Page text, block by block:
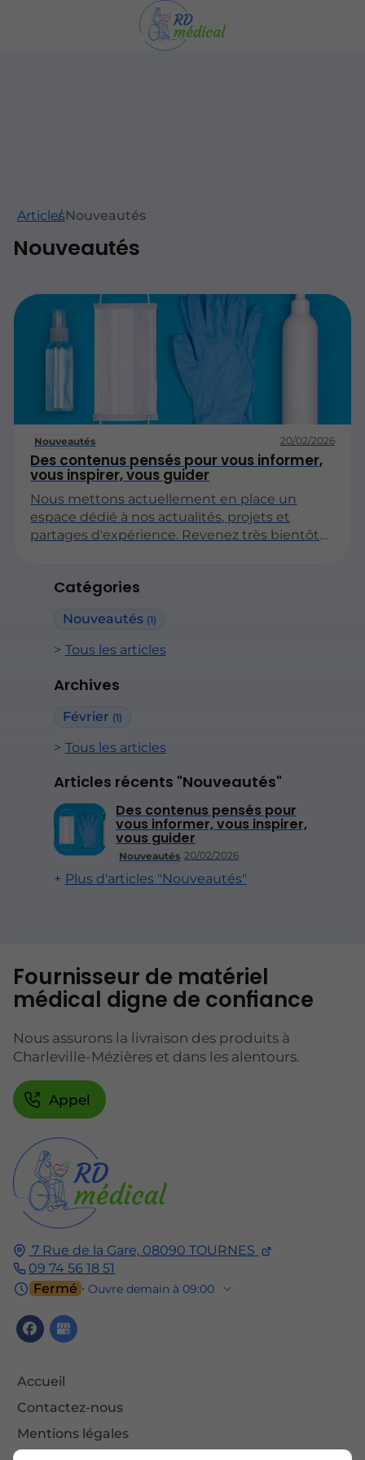
Catégories
Nouveautés (1)
Tous les articles
Archives
Février (1)
Tous les articles
Articles récents "Nouveautés"
Nouveautés 20/02/2026
Des contenus pensés pour
vous informer, vous inspirer,
vous guider
Plus d'articles "Nouveautés"
ArticlesNouveautés
Nouveautés
Nouveautés 20/02/2026
Des contenus pensés pour vous informer,
vous inspirer, vous guider
Nous mettons actuellement en place un
espace dédié à nos actualités, projets et
partages d'expérience. Revenez très bientôt
7 Rue de la Gare, 08090 TOURNES
09 74 56 18 51
Fermé ⋅ Ouvre demain à 09:00
Accueil
Contactez-nous
Mentions légales
Fournisseur de matériel
médical digne de confiance
Nous assurons la livraison des produits à
Charleville-Mézières et dans les alentours.
Appel